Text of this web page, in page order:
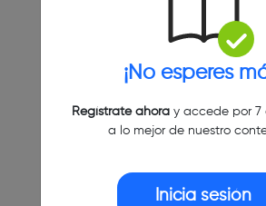
¡No esperes
Regístrate ahoray accede por 7
a lo mejor de nuestro
Inicia sesión